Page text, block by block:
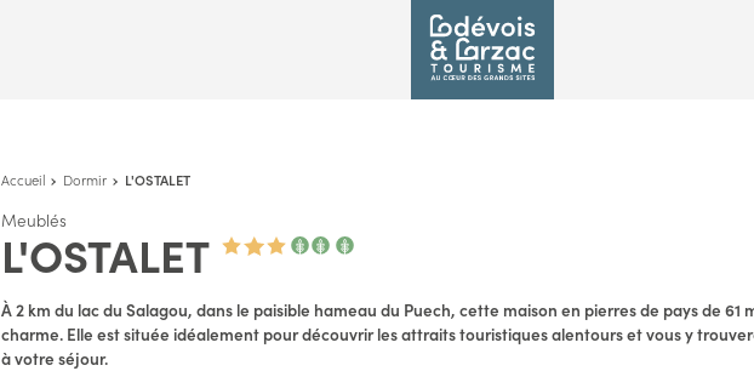
Accueil Dormir L'OSTALET
Meublés
L'OSTALET
À 2 km du lac du Salagou, dans le paisible hameau du Puech, cette maison en pierres de pays de 61
charme. Elle est située idéalement pour découvrir les attraits touristiques alentours et vous y
à votre séjour.